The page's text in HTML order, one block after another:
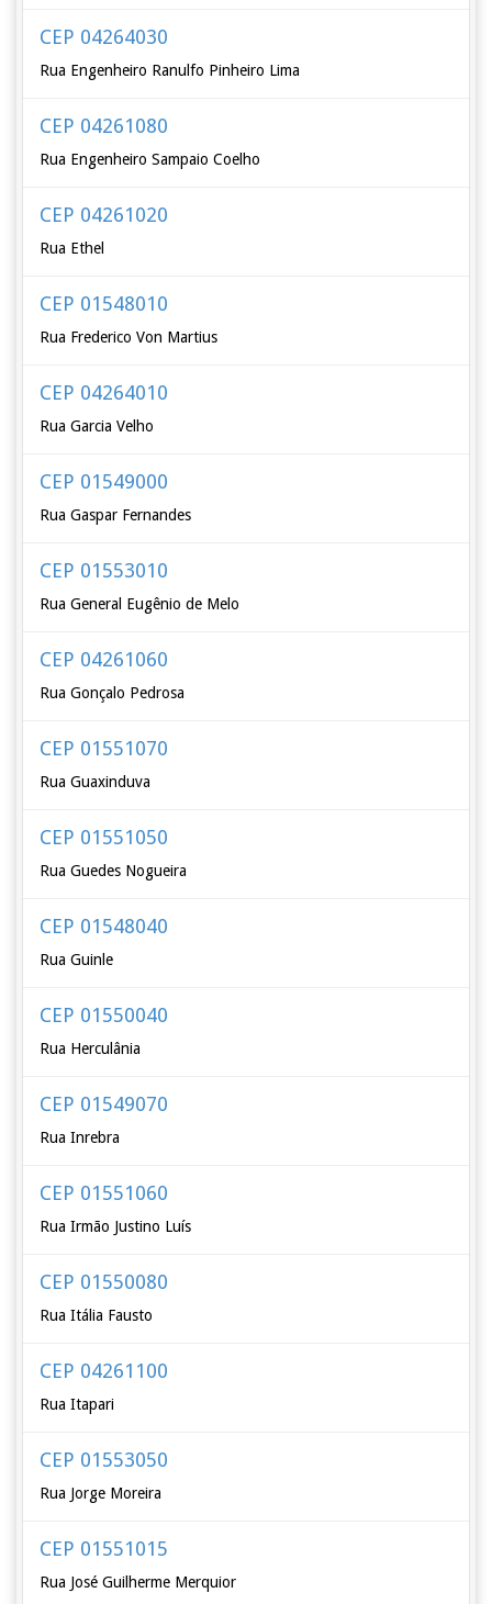
CEP 04264030
Rua Engenheiro Ranulfo Pinheiro Lima
CEP 04261080
Rua Engenheiro Sampaio Coelho
CEP 04261020
Rua Ethel
CEP 01548010
Rua Frederico Von Martius
CEP 04264010
Rua Garcia Velho
CEP 01549000
Rua Gaspar Fernandes
CEP 01553010
Rua General Eugênio de Melo
CEP 04261060
Rua Gonçalo Pedrosa
CEP 01551070
Rua Guaxinduva
CEP 01551050
Rua Guedes Nogueira
CEP 01548040
Rua Guinle
CEP 01550040
Rua Herculânia
CEP 01549070
Rua Inrebra
CEP 01551060
Rua Irmão Justino Luís
CEP 01550080
Rua Itália Fausto
CEP 04261100
Rua Itapari
CEP 01553050
Rua Jorge Moreira
CEP 01551015
Rua José Guilherme Merquior